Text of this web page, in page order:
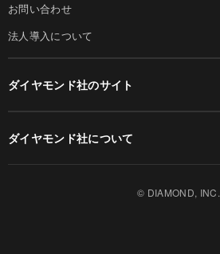
お問い合わせ
法人導入について
ダイヤモンド社のサイト
ダイヤモンド社について
© DIAMOND, INC.